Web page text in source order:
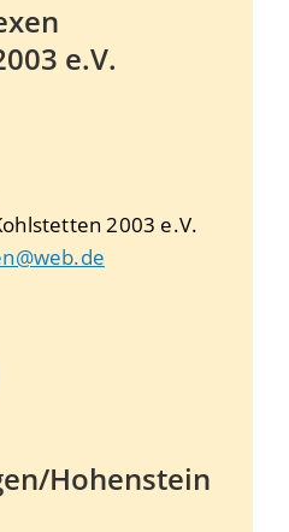
e.V.
2003 e.V.
Hohenstein